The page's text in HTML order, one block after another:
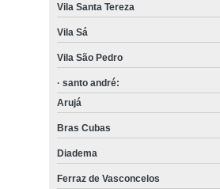
Vila Santa Tereza
Vila Sá
Vila São Pedro
· santo andré:
Arujá
Bras Cubas
Diadema
Ferraz de Vasconcelos